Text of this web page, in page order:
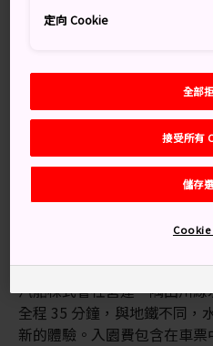
中島的御茶屋提供抹茶
從新橋站步行12分鐘即可抵
庭園也是東京水上巴士的停
汽船株式會社營運。隅田川
全程 35 分鐘，與地鐵不同，
新的體驗。入園費包含在車票
定向 Cookie
全部
接受所有
儲存
Cookie